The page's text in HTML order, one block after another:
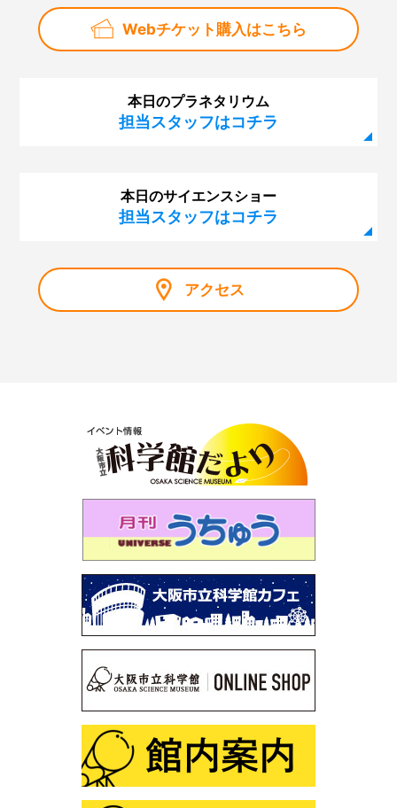
第124回 サイエンスショー「ふわふわ、きらきら！シ
ャボン玉サイエンス」
第122回 プラネタリウム「はるかなる大マゼラン雲」
第120回 幼児のための企画展「にじのせかい」
第118回 企画展「大阪市立科学館資料で見るノーベル賞
第114回 「空を眺めると…～夏の雲はモクモク雲～」
第113回 プラネタリウム「木星と土星を見よう」
第111回 企画展「石は地球のワンダー～鉱物と化石に魅
せられた2人のコレクション～」
第110回 プラネタリウム「見えない宇宙のミステリー～
謎の光・Ｘ線をとらえろ～」
第109回 「星図の描き方」
第108回 サイエンスショー「静電気なんてこわくな
い！？」
第106回 サイエンスショー「ふしぎな形にだまされる
な！」
第105回 「化学と宮沢賢治」
Webチケット購入はこちら
本日のプラネタリウム
担当スタッフはコチラ
本日のサイエンスショー
担当スタッフはコチラ
アクセス